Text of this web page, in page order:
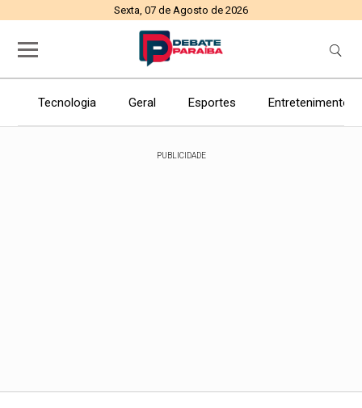
Sexta, 07 de Agosto de 2026
Tecnologia Geral Esportes Entretenimento
PUBLICIDADE